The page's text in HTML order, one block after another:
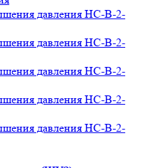
давления НС-В-2-
давления НС-В-2-
давления НС-В-2-
давления НС-В-2-
давления НС-В-2-